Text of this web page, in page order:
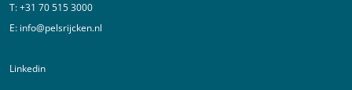
T:+31 70 515 3000
E: info@pelsrijcken.nl
Linkedin